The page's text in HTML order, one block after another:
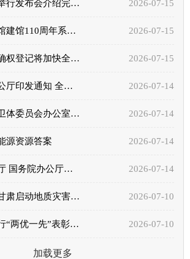
国务院新闻办举行发布会介绍完善自然资源资产管理制度体系有关情况 2026-07-15
中国地质博物馆建馆110周年系列活动举行 2026-07-15
我国自然资源确权登记将加快全域立体发展 2026-07-15
自然资源部办公厅印发通知 全面加强汛期安全生产和防灾减灾 2026-07-14
全国政协教科卫体委员会办公室、自然资源部科技司、国家林草局科技司开展党建联学 2026-07-14
源资源答案 2026-07-14
中共中央办公厅 国务院办公厅关于完善自然资源资产管理制度体系的意见 2026-07-14
自然资源部对甘肃启动地质灾害防御Ⅲ级响应，派工作组赴现场指导抢险救援 2026-07-10
自然资源部举行“两优一先”表彰大会暨“光荣在党50年”纪念章颁发仪式 2026-07-10
加载更多